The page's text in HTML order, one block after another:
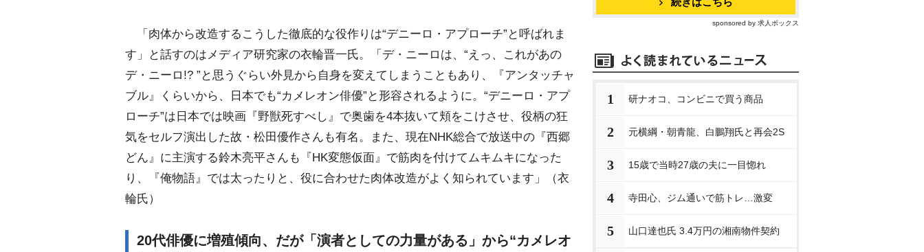
「肉体から改造するこうした徹底的な役作りは“デニーロ・アプローチ”と呼ばれま
す」と話すのはメディア研究家の衣輪晋一氏。「デ・ニーロは、“えっ、これがあの
デ・ニーロ!? ”と思うぐらい外見から自身を変えてしまうこともあり、『アンタッチャ
ブル』くらいから、日本でも“カメレオン俳優”と形容されるように。“デニーロ・アプ
ローチ”は日本では映画『野獣死すべし』で奥歯を4本抜いて頬をこけさせ、役柄の狂
気をセルフ演出した故・松田優作さんも有名。また、現在NHK総合で放送中の『西郷
どん』に主演する鈴木亮平さんも『HK変態仮面』で筋肉を付けてムキムキになった
り、『俺物語』では太ったりと、役に合わせた肉体改造がよく知られています」（衣
輪氏）
20代俳優に増殖傾向、だが「演者としての力量がある」から“カメレオ
sponsored by 求人ボックス
1 研ナオコ、コンビニで買う商品
2 元横綱・朝青龍、白鵬翔氏と再会2S
3 15歳で当時27歳の夫に一目惚れ
4 寺田心、ジム通いで筋トレ…激変
5 山口達也氏 3.4万円の湘南物件契約